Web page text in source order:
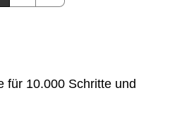
für 10.000 Schritte und